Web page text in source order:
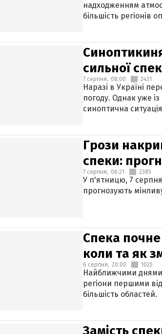
надходженням
більшість регіонів
сильної
7 серпня, 08:00 2431
Наразі в Україні
погоду. Однак уже
синоптична
Грози
спеки:
7 серпня, 06:21 2385
У п'ятницю, 7
прогнозують
Спека почне
коли та як
6 серпня, 20:00 1025
Найближчими днями
регіони першими
більшість областей.
Замість